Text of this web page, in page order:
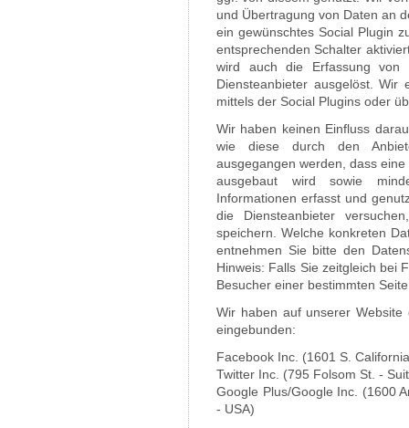
und Übertragung von Daten an
ein gewünschtes Social Plugin
entsprechenden Schalter
wird auch die Erfassung von
Diensteanbieter ausgelöst. Wir
mittels der Social Plugins oder
Wir haben keinen Einfluss
wie diese durch den
ausgegangen werden, dass
ausgebaut wird sowie
Informationen erfasst und
die Diensteanbieter
speichern. Welche konkreten
entnehmen Sie bitte den
Hinweis: Falls Sie zeitgleich bei
Besucher einer bestimmten
Wir haben auf unserer Website
eingebunden:
Facebook Inc. (1601 S.
Twitter Inc. (795 Folsom St. -
Google Plus/Google Inc. (1600
- USA)